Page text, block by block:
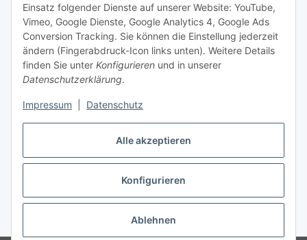
Alle akzeptieren
Konfigurieren
Ablehnen
Einsatz folgender Dienste auf unserer Website: YouTube,
Vimeo, Google Dienste, Google Analytics 4, Google Ads
Conversion Tracking. Sie können die Einstellung jederzeit
ändern (Fingerabdruck-Icon links unten). Weitere Details
finden Sie unter Konfigurieren und in unserer
Datenschutzerklärung.
Impressum Datenschutz
Vorkasse per Überweisung
Zahlung per PayPal
Zahlung per Google Pay (PayPal)
Zahlung per Apple Pay (PayPal)
Zahlung per amazon payments
FAQ
Weitere Informationen
Vertrag widerrufen
* Alle Preise inkl. gesetzlicher USt., zzgl.Versand